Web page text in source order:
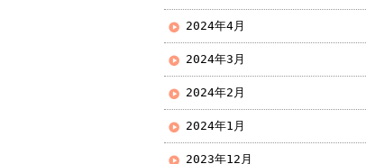
2024年4月
2024年3月
2024年2月
2024年1月
2023年12月